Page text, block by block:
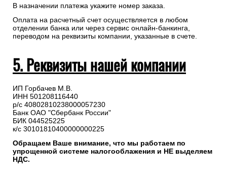
В назначении платежа укажите номер заказа.
Оплата на расчетный счет осуществляется в любом
отделении банка или через сервис онлайн-банкинга,
переводом на реквизиты компании, указанные в счете.
5. Реквизиты нашей компании
ИП Горбачев М.В.
ИНН 501208116440
р/с 40802810238000057230
Банк ОАО "Сбербанк России"
БИК 044525225
к/с 30101810400000000225
Обращаем Ваше внимание, что мы работаем по
упрощенной системе налогооблажения и НЕ выделяем
НДС.